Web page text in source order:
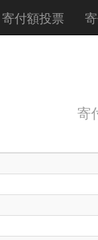
寄付額投票
寄